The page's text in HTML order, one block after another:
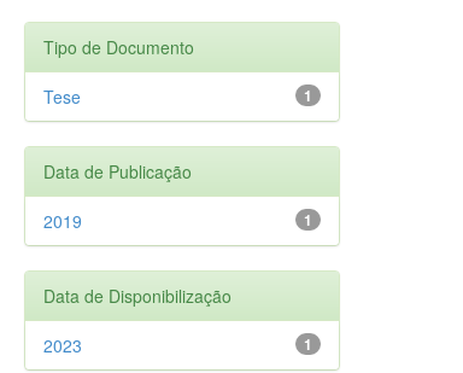
Tipo de Documento
1
Tese
Data de Publicação
1
2019
Data de Disponibilização
1
2023